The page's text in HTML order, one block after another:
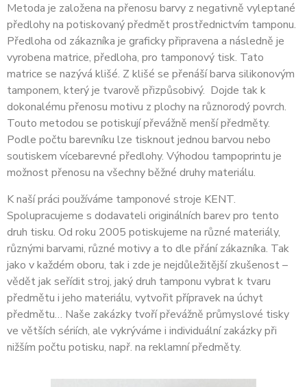
Metoda je založena na přenosu barvy z negativně vyleptané
předlohy na potiskovaný předmět prostřednictvím tamponu.
Předloha od zákazníka je graficky připravena a následně je
vyrobena matrice, předloha, pro tamponový tisk. Tato
matrice se nazývá klišé. Z klišé se přenáší barva silikonovým
tamponem, který je tvarově přizpůsobivý. Dojde tak k
dokonalému přenosu motivu z plochy na různorodý povrch.
Touto metodou se potiskují převážně menší předměty.
Podle počtu barevníku lze tisknout jednou barvou nebo
soutiskem vícebarevné předlohy. Výhodou tampoprintu je
možnost přenosu na všechny běžné druhy materiálu.
K naší práci používáme tamponové stroje KENT.
Spolupracujeme s dodavateli originálních barev pro tento
druh tisku. Od roku 2005 potiskujeme na různé materiály,
různými barvami, různé motivy a to dle přání zákazníka. Tak
jako v každém oboru, tak i zde je nejdůležitější zkušenost –
vědět jak seřídit stroj, jaký druh tamponu vybrat k tvaru
předmětu i jeho materiálu, vytvořit přípravek na úchyt
předmětu… Naše zakázky tvoří převážně průmyslové tisky
ve větších sériích, ale vykrýváme i individuální zakázky při
nižším počtu potisku, např. na reklamní předměty.